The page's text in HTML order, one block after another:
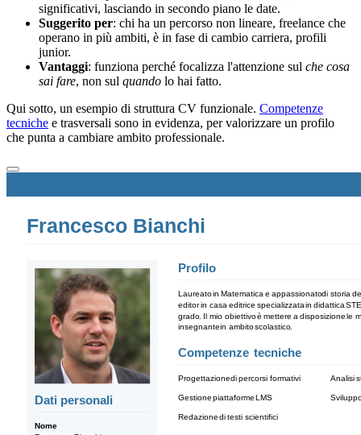
significativi, lasciando in secondo piano le date.
Suggerito per: chi ha un percorso non lineare, freelance che
operano in più ambiti, è in fase di cambio carriera, profili
junior.
Vantaggi: funziona perché focalizza l'attenzione sul che cosa
sai fare, non sul quando lo hai fatto.
Qui sotto, un esempio di struttura CV funzionale. Competenze
tecniche e trasversali sono in evidenza, per valorizzare un profilo
che punta a cambiare ambito professionale.